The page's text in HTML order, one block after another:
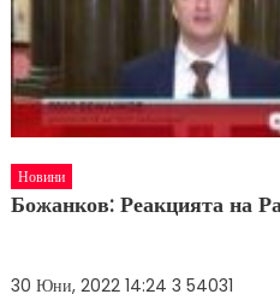
Новини
Божанков: Реакцията на
30 Юни, 2022 14:24 3 54031